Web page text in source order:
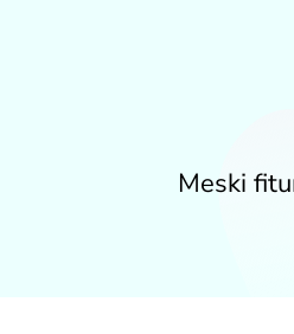
Meski